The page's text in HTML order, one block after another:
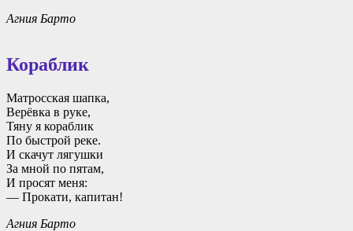
Агния Барто
Кораблик
Матросская шапка,
Верёвка в руке,
Тяну я кораблик
По быстрой реке.
И скачут лягушки
За мной по пятам,
И просят меня:
— Прокати, капитан!
Агния Барто